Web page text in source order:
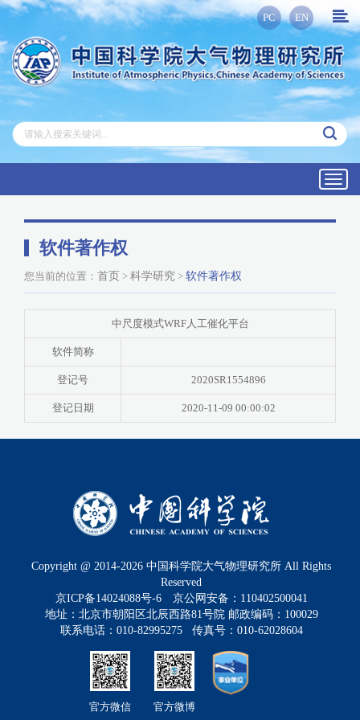
PC EN
软件著作权
您当前的位置： 首页 > 科学研究 > 软件著作权
中尺度模式WRF人工催化平台
软件简称
登记号 2020SR1554896
登记日期 2020-11-09 00:00:02
Copyright @ 2014-2026 中国科学院大气物理研究所 All Rights
Reserved
京ICP备14024088号-6
京公网安备：110402500041
地址：北京市朝阳区北辰西路81号院 邮政编码：100029
联系电话：010-82995275 传真号：010-62028604
官方微信 官方微博